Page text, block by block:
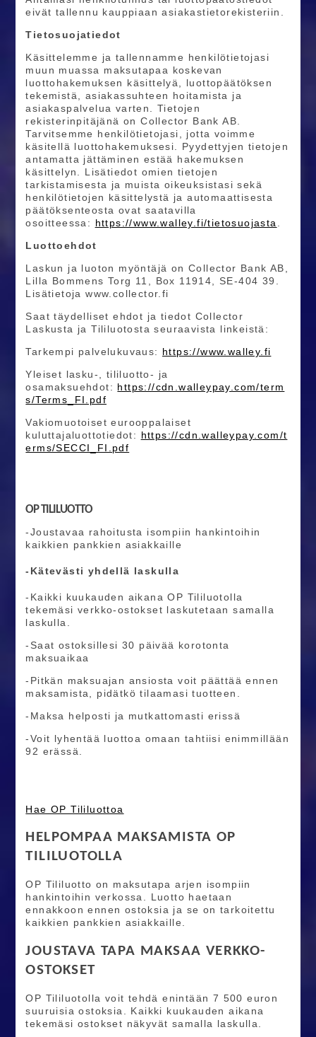
eivät tallennu kauppiaan asiakastietorekisteriin.
Tietosuojatiedot
Käsittelemme ja tallennamme henkilötietojasi
muun muassa maksutapaa koskevan
luottohakemuksen käsittelyä, luottopäätöksen
tekemistä, asiakassuhteen hoitamista ja
asiakaspalvelua varten. Tietojen
rekisterinpitäjänä on Collector Bank AB.
Tarvitsemme henkilötietojasi, jotta voimme
käsitellä luottohakemuksesi. Pyydettyjen tietojen
antamatta jättäminen estää hakemuksen
käsittelyn. Lisätiedot omien tietojen
tarkistamisesta ja muista oikeuksistasi sekä
henkilötietojen käsittelystä ja automaattisesta
päätöksenteosta ovat saatavilla
osoitteessa: https://www.walley.fi/tietosuojasta
Luottoehdot
Laskun ja luoton myöntäjä on Collector Bank AB,
Lilla Bommens Torg 11, Box 11914, SE-404 39.
Lisätietoja www.collector.fi
Saat täydelliset ehdot ja tiedot Collector
Laskusta ja Tililuotosta seuraavista linkeistä:
Tarkempi palvelukuvaus: https://www.walley.fi
Yleiset lasku-, tililuotto- ja
osamaksuehdot: https://cdn.walleypay.com/term
s/Terms_FI.pdf
Vakiomuotoiset eurooppalaiset
kuluttajaluottotiedot: https://cdn.walleypay.com/t
erms/SECCI_FI.pdf
OP TILILUOTTO
-Joustavaa rahoitusta isompiin hankintoihin
kaikkien pankkien asiakkaille
-Kätevästi yhdellä laskulla
-Kaikki kuukauden aikana OP Tililuotolla
tekemäsi verkko-ostokset laskutetaan samalla
laskulla.
-Saat ostoksillesi 30 päivää korotonta
maksuaikaa
-Pitkän maksuajan ansiosta voit päättää ennen
maksamista, pidätkö tilaamasi tuotteen.
-Maksa helposti ja mutkattomasti erissä
-Voit lyhentää luottoa omaan tahtiisi enimmillään
92 erässä.
Hae OP Tililuottoa
HELPOMPAA MAKSAMISTA OP
TILILUOTOLLA
OP Tililuotto on maksutapa arjen isompiin
hankintoihin verkossa. Luotto haetaan
ennakkoon ennen ostoksia ja se on tarkoitettu
kaikkien pankkien asiakkaille.
JOUSTAVA TAPA MAKSAA VERKKO-
OSTOKSET
OP Tililuotolla voit tehdä enintään 7 500 euron
suuruisia ostoksia. Kaikki kuukauden aikana
tekemäsi ostokset näkyvät samalla laskulla.